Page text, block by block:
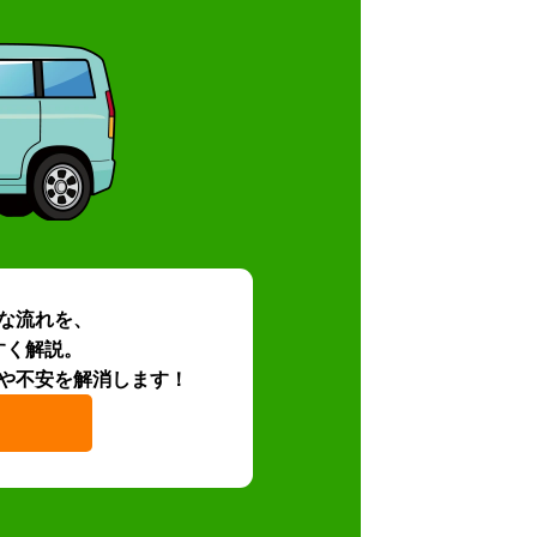
流れを、
解説。
不安を解消します！